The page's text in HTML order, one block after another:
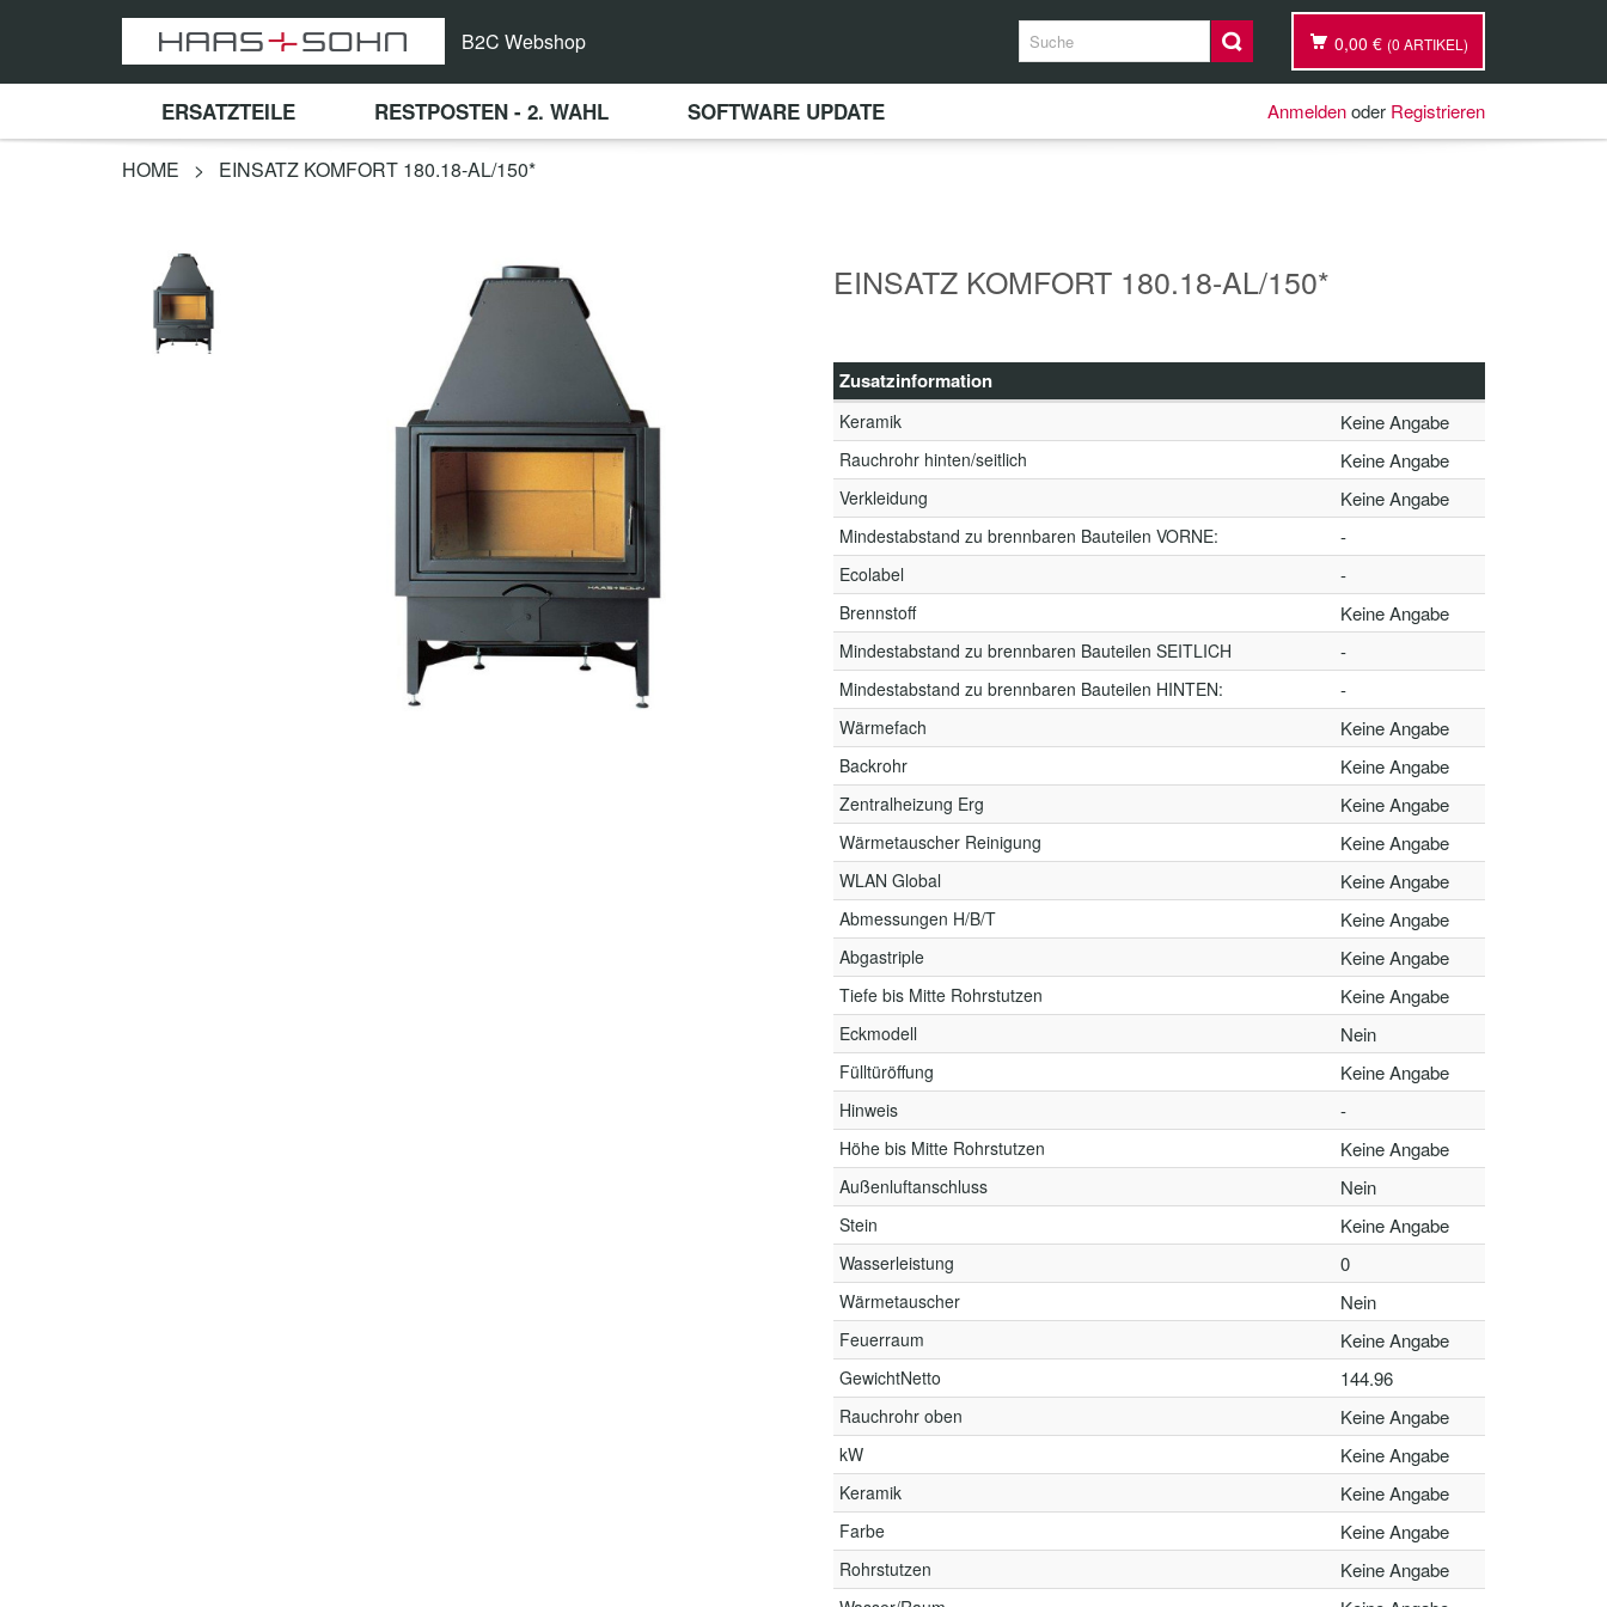
B2C Webshop 0,00 € (0 ARTIKEL)
ERSATZTEILE RESTPOSTEN - 2. WAHL SOFTWARE UPDATE Anmeldenoder Registrieren
HOME > EINSATZ KOMFORT 180.18-AL/150*
EINSATZ KOMFORT 180.18-AL/150*
Zusatzinformation
Keramik Keine Angabe
Rauchrohr hinten/seitlich Keine Angabe
Verkleidung Keine Angabe
Mindestabstand zu brennbaren Bauteilen VORNE: -
Ecolabel -
Brennstoff Keine Angabe
Mindestabstand zu brennbaren Bauteilen SEITLICH -
Mindestabstand zu brennbaren Bauteilen HINTEN: -
Wärmefach Keine Angabe
Backrohr Keine Angabe
Zentralheizung Erg Keine Angabe
Wärmetauscher Reinigung Keine Angabe
WLAN Global Keine Angabe
Abmessungen H/B/T Keine Angabe
Abgastriple Keine Angabe
Tiefe bis Mitte Rohrstutzen Keine Angabe
Eckmodell Nein
Fülltüröffung Keine Angabe
Hinweis -
Höhe bis Mitte Rohrstutzen Keine Angabe
Außenluftanschluss Nein
Stein Keine Angabe
Wasserleistung 0
Wärmetauscher Nein
Feuerraum Keine Angabe
GewichtNetto 144.96
Rauchrohr oben Keine Angabe
kW Keine Angabe
Keramik Keine Angabe
Farbe Keine Angabe
Rohrstutzen Keine Angabe